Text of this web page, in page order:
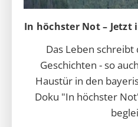
In höchster Not – Jetzt
Das Leben
Geschichten - so
Haustür in den
Doku "In höchster